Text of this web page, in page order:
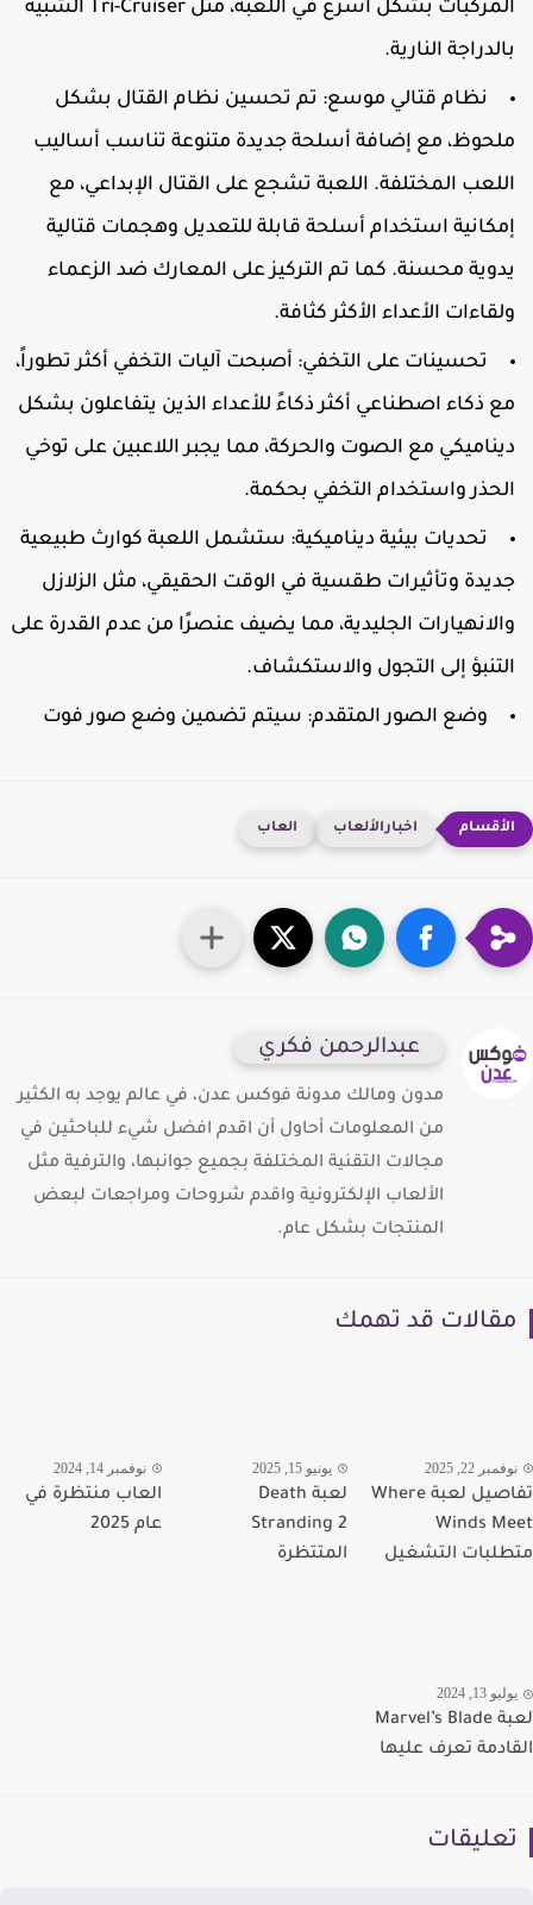
المركبات بشكل أسرع في اللعبة، مثل Tri-Cruiser الشبيه
النارية.
نظام قتالي موسع:تم تحسين نظام القتال بشكل
مع إضافة أسلحة جديدة متنوعة تناسب أساليب
المختلفة. اللعبة تشجع على القتال الإبداعي، مع
استخدام أسلحة قابلة للتعديل وهجمات قتالية
محسنة. كما تم التركيز على المعارك ضد الزعماء
الأعداء الأكثر كثافة.
تحسينات على التخفي:أصبحت آليات التخفي أكثر تطوراً،
ذكاء اصطناعي أكثر ذكاءً للأعداء الذين يتفاعلون بشكل
مع الصوت والحركة، مما يجبر اللاعبين على توخي
واستخدام التخفي بحكمة.
تحديات بيئية ديناميكية:ستشمل اللعبة كوارث طبيعية
وتأثيرات طقسية في الوقت الحقيقي، مثل الزلازل
الجليدية، مما يضيف عنصرًا من عدم القدرة على
إلى التجول والاستكشاف.
وضع الصور المتقدم:سيتم تضمين وضع صور فوت
اخبارالألعاب العاب
عبدالرحمن فكري
مدون ومالك مدونة فوكس عدن، في عالم يوجد به الكثير
من المعلومات أحاول أن اقدم افضل شيء للباحثين في
مجالات التقنية المختلفة بجميع جوانبها، والترفية مثل
الألعاب الإلكترونية واقدم شروحات ومراجعات لبعض
المنتجات بشكل عام.
قد تهمك
22, 2025
تفاصيل لعبة Where
Winds
التشغيل
يونيو 15, 2025
لعبة Death
Stranding 2
المتتظرة
نوفمبر 14, 2024
العاب منتظرة في
عام 2025
13, 2024
لعبة Marvel’s Blade
تعرف عليها